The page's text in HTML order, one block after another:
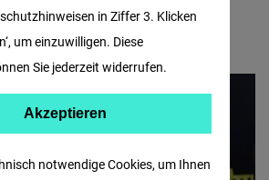
notwendige Cookies, um Ihnen
in Ziffer 3. Klicken
um einzuwilligen. Diese
Sie jederzeit widerrufen.
Akzeptieren